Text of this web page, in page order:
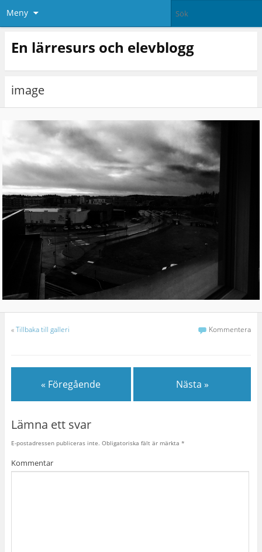
Meny
En lärresurs och elevblogg
image
«Tillbaka till galleri Kommentera
« Föregående Nästa »
Lämna ett svar
E-postadressen publiceras inte. Obligatoriska fält är märkta *
Kommentar